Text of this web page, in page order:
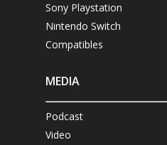
Sony Playstation
Nintendo Switch
Compatibles
MEDIA
Podcast
Video